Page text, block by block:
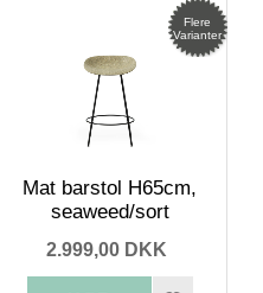
Flere
Varianter
Mat barstol H65cm,
seaweed/sort
2.999,00 DKK